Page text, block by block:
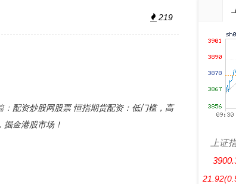
219
： 配资炒股网股票 恒指期货配资：低门槛，高
掘金港股市场！
上证
21.92